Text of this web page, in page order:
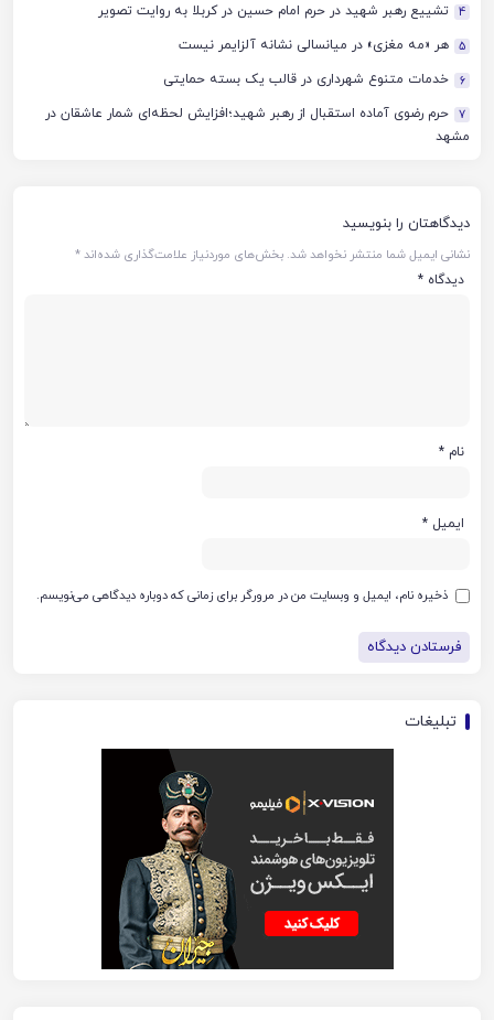
4 تشییع رهبر شهید در حرم امام حسین در کربلا به روایت تصویر
5 هر «مه مغزی» در میانسالی نشانه آلزایمر نیست
6 خدمات متنوع شهرداری در قالب یک بسته حمایتی
7 حرم رضوی آماده استقبال از رهبر شهید؛افزایش لحظه‌ای شمار عاشقان در
مشهد
دیدگاهتان را بنویسید
نشانی ایمیل شما منتشر نخواهد شد. بخش‌های موردنیاز علامت‌گذاری شده‌اند*
دیدگاه *
نام *
ایمیل *
ذخیره نام، ایمیل و وبسایت من در مرورگر برای زمانی که دوباره دیدگاهی می‌نویسم.
تبلیغات